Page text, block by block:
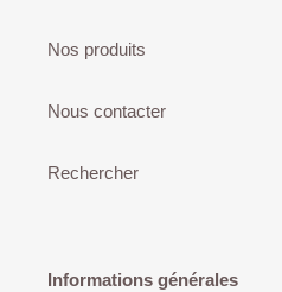
Nos produits
Nous contacter
Rechercher
Informations générales